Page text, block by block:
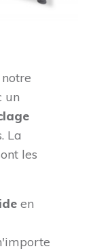
un
La
les
en